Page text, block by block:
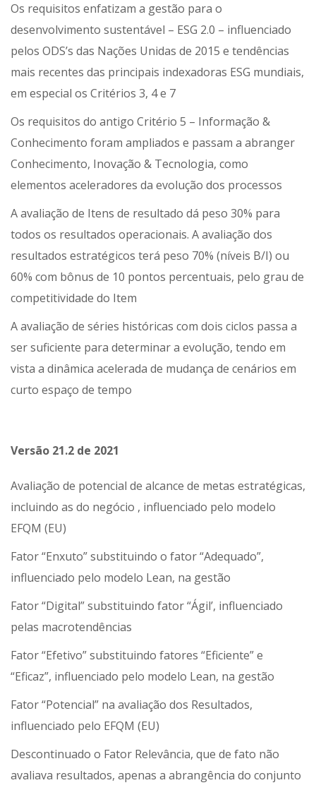
Os requisitos enfatizam a gestão para o
desenvolvimento sustentável – ESG 2.0 – influenciado
pelos ODS’s das Nações Unidas de 2015 e tendências
mais recentes das principais indexadoras ESG mundiais,
em especial os Critérios 3, 4 e 7
Os requisitos do antigo Critério 5 – Informação &
Conhecimento foram ampliados e passam a abranger
Conhecimento, Inovação & Tecnologia, como
elementos aceleradores da evolução dos processos
A avaliação de Itens de resultado dá peso 30% para
todos os resultados operacionais. A avaliação dos
resultados estratégicos terá peso 70% (níveis B/I) ou
60% com bônus de 10 pontos percentuais, pelo grau de
competitividade do Item
A avaliação de séries históricas com dois ciclos passa a
ser suficiente para determinar a evolução, tendo em
vista a dinâmica acelerada de mudança de cenários em
curto espaço de tempo
Versão 21.2 de 2021
Avaliação de potencial de alcance de metas estratégicas,
incluindo as do negócio , influenciado pelo modelo
EFQM (EU)
Fator “Enxuto” substituindo o fator “Adequado”,
influenciado pelo modelo Lean, na gestão
Fator “Digital” substituindo fator “Ágil’, influenciado
pelas macrotendências
Fator “Efetivo” substituindo fatores “Eficiente” e
“Eficaz”, influenciado pelo modelo Lean, na gestão
Fator “Potencial” na avaliação dos Resultados,
influenciado pelo EFQM (EU)
Descontinuado o Fator Relevância, que de fato não
avaliava resultados, apenas a abrangência do conjunto